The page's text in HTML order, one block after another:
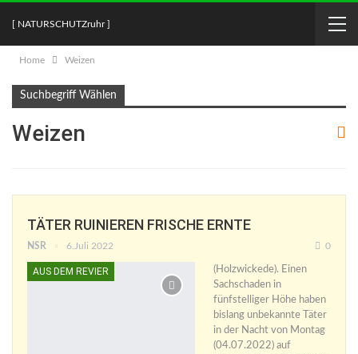
[ NATURSCHUTZruhr ]
Home Weizen
Suchbegriff Wählen
Weizen
TÄTER RUINIEREN FRISCHE ERNTE
NSR 6.Juli 2022 0
AUS DEM REVIER
(Holzwickede). Einen
Sachschaden in
fünfstelliger Höhe haben
bislang unbekannte Täter
in der Nacht von Montag
(04.07.2022) auf